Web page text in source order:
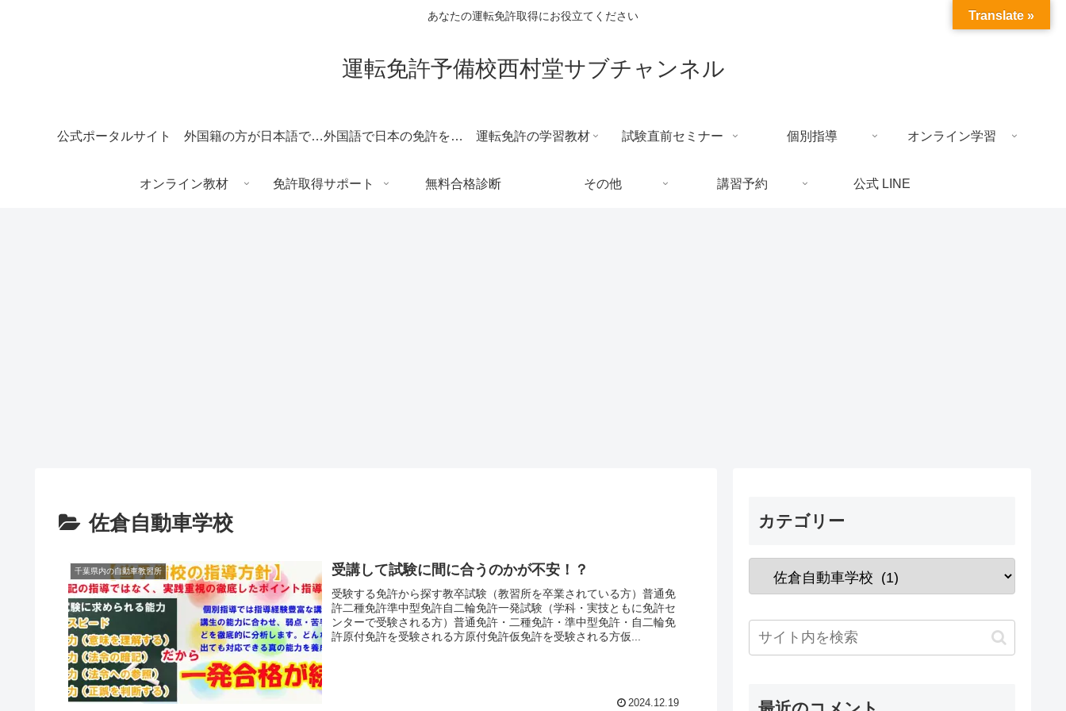
あなたの運転免許取得にお役立てください
運転免許予備校西村堂サブチャンネル
公式ポータルサイト 外国籍の方が日本語で受験される場合 外国語で日本の免許を取得する場合 運転免許の学習教材 試験直前セミナー 個別指導 オンライン学習
オンライン教材 免許取得サポート 無料合格診断 その他 講習予約 公式 LINE
佐倉自動車学校
千葉県内の自動車教習所 受講して試験に間に合うのかが不安！？
受験する免許から探す教卒試験（教習所を卒業されている方）普通免
許二種免許準中型免許自二輪免許一発試験（学科・実技ともに免許セ
ンターで受験される方）普通免許・二種免許・準中型免許・自二輪免
許原付免許を受験される方原付免許仮免許を受験される方仮...
2024.12.19
カテゴリー
Translate »